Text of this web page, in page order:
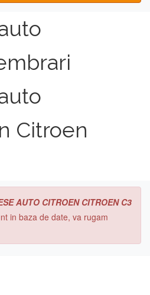
Citroen
AUTO CITROEN CITROEN C3
in baza de date, va rugam